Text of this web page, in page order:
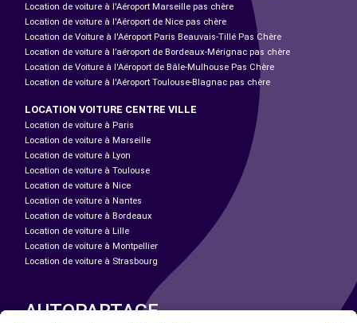
Location de voiture à l'Aéroport Marseille pas chère
Location de voiture à l'Aéroport de Nice pas chère
Location de Voiture à l'Aéroport Paris Beauvais-Tillé Pas Chère
Location de voiture à l’aéroport de Bordeaux-Mérignac pas chère
Location de Voiture à l'Aéroport de Bâle-Mulhouse Pas Chère
Location de voiture à l'Aéroport Toulouse-Blagnac pas chère
LOCATION VOITURE CENTRE VILLE
Location de voiture à Paris
Location de voiture à Marseille
Location de voiture à Lyon
Location de voiture à Toulouse
Location de voiture à Nice
Location de voiture à Nantes
Location de voiture à Bordeaux
Location de voiture à Lille
Location de voiture à Montpellier
Location de voiture à Strasbourg
AUTOPARTAGE